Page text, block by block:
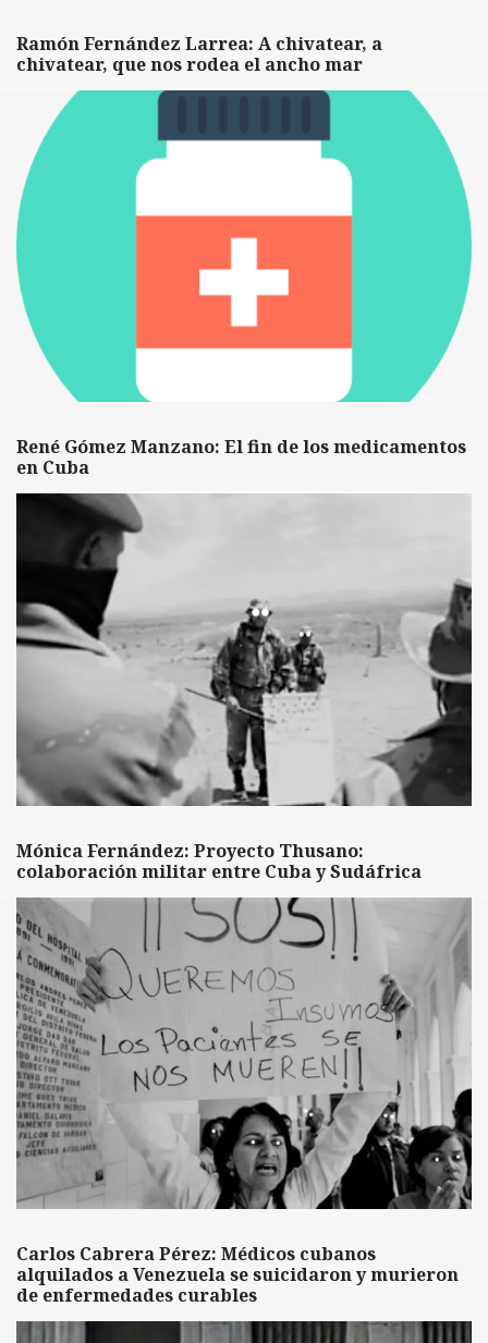
Ramón Fernández Larrea: A chivatear, a
chivatear, que nos rodea el ancho mar
René Gómez Manzano: El fin de los medicamentos
en Cuba
Mónica Fernández: Proyecto Thusano:
colaboración militar entre Cuba y Sudáfrica
Carlos Cabrera Pérez: Médicos cubanos
alquilados a Venezuela se suicidaron y murieron
de enfermedades curables